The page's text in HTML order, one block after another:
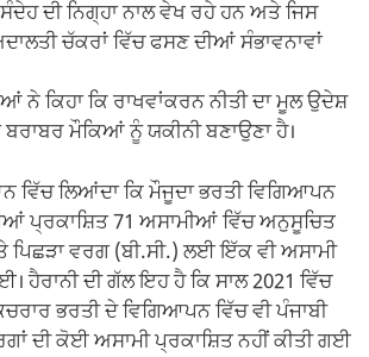
ਦੀ ਨਿਗ੍ਹਾ ਨਾਲ ਵੇਖ ਰਹੇ ਹਨ ਅਤੇ ਜਿਸ
ਚੱਕਰਾਂ ਵਿੱਚ ਫਸਣ ਦੀਆਂ ਸੰਭਾਵਨਾਵਾਂ
ਕਿਹਾ ਕਿ ਰਾਖਵਾਂਕਰਨ ਨੀਤੀ ਦਾ ਮੂਲ ਉਦੇਸ਼
ਮੌਕਿਆਂ ਨੂੰ ਯਕੀਨੀ ਬਣਾਉਣਾ ਹੈ।
ਵਿੱਚ ਲਿਆਂਦਾ ਕਿ ਮੌਜੂਦਾ ਭਰਤੀ ਵਿਗਿਆਪਨ
ਪ੍ਰਕਾਸ਼ਿਤ 71 ਅਸਾਮੀਆਂ ਵਿੱਚ ਅਨੁਸੂਚਿਤ
ਪਿਛੜਾ ਵਰਗ (ਬੀ.ਸੀ.) ਲਈ ਇੱਕ ਵੀ ਅਸਾਮੀ
ਹੈਰਾਨੀ ਦੀ ਗੱਲ ਇਹ ਹੈ ਕਿ ਸਾਲ 2021 ਵਿੱਚ
ਭਰਤੀ ਦੇ ਵਿਗਿਆਪਨ ਵਿੱਚ ਵੀ ਪੰਜਾਬੀ
ਦੀ ਕੋਈ ਅਸਾਮੀ ਪ੍ਰਕਾਸ਼ਿਤ ਨਹੀਂ ਕੀਤੀ ਗਈ